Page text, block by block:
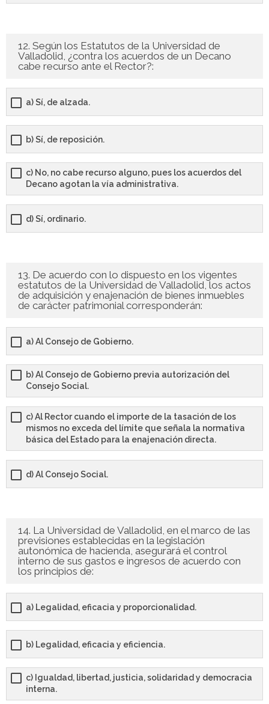
12. Según los Estatutos de la Universidad de
Valladolid, ¿contra los acuerdos de un Decano
cabe recurso ante el Rector?:
a) Sí, de alzada.
b) Sí, de reposición.
c) No, no cabe recurso alguno, pues los acuerdos del
Decano agotan la vía administrativa.
d) Sí, ordinario.
13. De acuerdo con lo dispuesto en los vigentes
estatutos de la Universidad de Valladolid, los actos
de adquisición y enajenación de bienes inmuebles
de carácter patrimonial corresponderán:
a) Al Consejo de Gobierno.
b) Al Consejo de Gobierno previa autorización del
Consejo Social.
c) Al Rector cuando el importe de la tasación de los
mismos no exceda del límite que señala la normativa
básica del Estado para la enajenación directa.
d) Al Consejo Social.
14. La Universidad de Valladolid, en el marco de las
previsiones establecidas en la legislación
autonómica de hacienda, asegurará el control
interno de sus gastos e ingresos de acuerdo con
los principios de:
a) Legalidad, eficacia y proporcionalidad.
b) Legalidad, eficacia y eficiencia.
c) Igualdad, libertad, justicia, solidaridad y democracia
interna.